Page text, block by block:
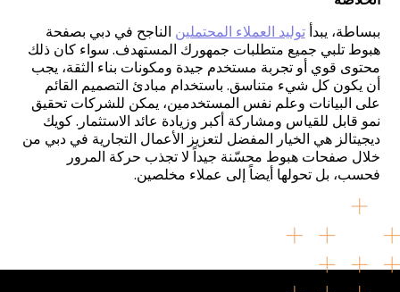
ببساطة، يبدأتوليد العملاء المحتملين الناجح في دبي بصفحة
هبوط تلبي جميع متطلبات جمهورك المستهدف. سواء كان ذلك
محتوى قوي أو تجربة مستخدم جيدة ومكونات بناء الثقة، يجب
أن يكون كل شيء متناسق. باستخدام مبادئ التصميم القائم
على البيانات وعلم نفس المستخدمين، يمكن للشركات تحقيق
نمو قابل للقياس ومشاركة أكبر وزيادة عائد الاستثمار. كويك
ديجيتالز هي الخيار المفضل لتعزيز الأعمال التجارية في دبي من
خلال صفحات هبوط محسّنة جيداً لا تجذب حركة المرور
فحسب، بل تحولها أيضاً إلى عملاء مخلصين.